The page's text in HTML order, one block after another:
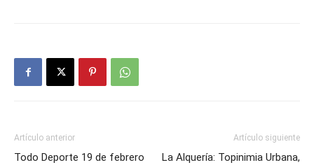
Artículo anterior
Todo Deporte 19 de febrero
Artículo siguiente
La Alquería: Topinimia Urbana,